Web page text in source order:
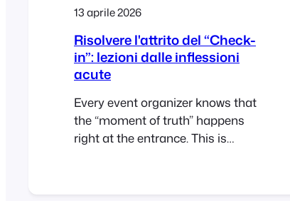
13 aprile 2026
Risolvere l'attrito del “Check-
in”: lezioni dalle inflessioni
acute
Every event organizer knows that
the “moment of truth” happens
right at the entrance. This is
immediate bottlenecks. For